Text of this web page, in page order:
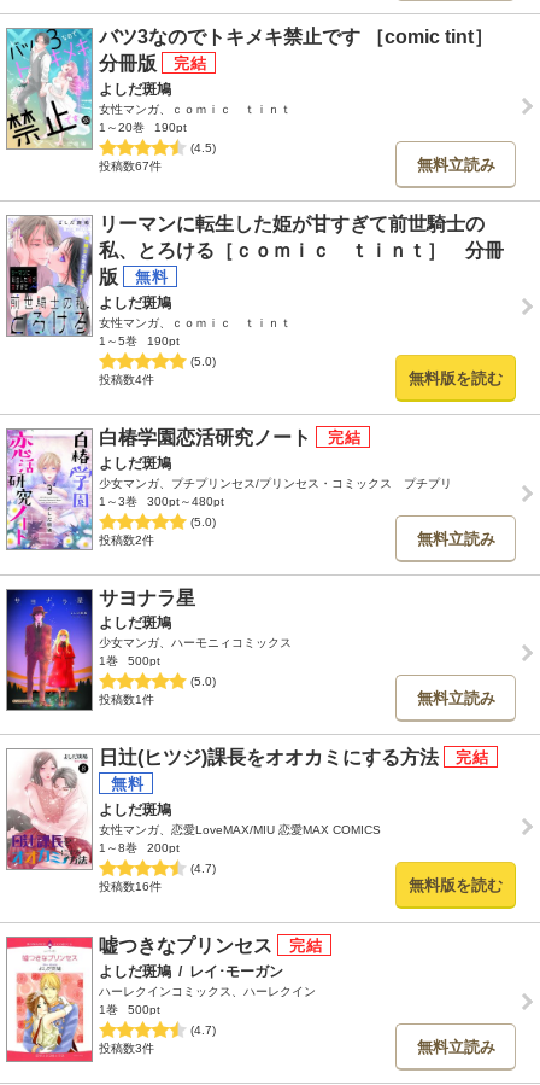
バツ3なのでトキメキ禁止です ［comic tint］
分冊版
よしだ斑鳩
女性マンガ、ｃｏｍｉｃ ｔｉｎｔ
1～20巻
190pt
(4.5)
投稿数67件
無料立読み
リーマンに転生した姫が甘すぎて前世騎士の
私、とろける［ｃｏｍｉｃ ｔｉｎｔ］ 分冊
版
よしだ斑鳩
女性マンガ、ｃｏｍｉｃ ｔｉｎｔ
1～5巻
190pt
(5.0)
投稿数4件
無料版を読む
白椿学園恋活研究ノート
よしだ斑鳩
少女マンガ、プチプリンセス/プリンセス・コミックス プチプリ
1～3巻
300pt～480pt
(5.0)
投稿数2件
無料立読み
サヨナラ星
よしだ斑鳩
少女マンガ、ハーモニィコミックス
1巻
500pt
(5.0)
投稿数1件
無料立読み
日辻(ヒツジ)課長をオオカミにする方法
よしだ斑鳩
女性マンガ、恋愛LoveMAX/MIU 恋愛MAX COMICS
1～8巻
200pt
(4.7)
投稿数16件
無料版を読む
嘘つきなプリンセス
よしだ斑鳩 / レイ･モーガン
ハーレクインコミックス、ハーレクイン
1巻
500pt
(4.7)
投稿数3件
無料立読み